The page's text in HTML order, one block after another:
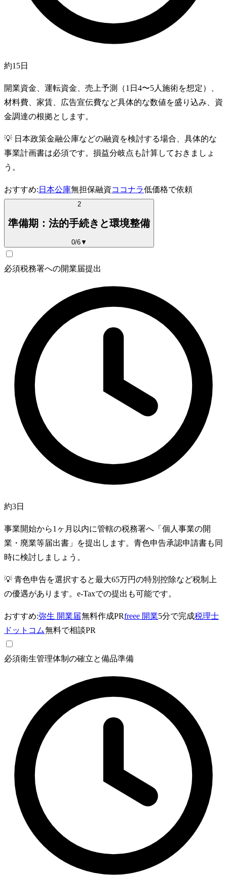
約15日
開業資金、運転資金、売上予測（1日4〜5人施術を想定）、
材料費、家賃、広告宣伝費など具体的な数値を盛り込み、資
金調達の根拠とします。
💡 日本政策金融公庫などの融資を検討する場合、具体的な
事業計画書は必須です。損益分岐点も計算しておきましょ
う。
おすすめ: 日本公庫無担保融資ココナラ低価格で依頼
2
準備期：法的手続きと環境整備
0/6▼
必須税務署への開業届提出
約3日
事業開始から1ヶ月以内に管轄の税務署へ「個人事業の開
業・廃業等届出書」を提出します。青色申告承認申請書も同
時に検討しましょう。
💡 青色申告を選択すると最大65万円の特別控除など税制上
の優遇があります。e-Taxでの提出も可能です。
おすすめ:弥生 開業届無料作成PRfreee 開業5分で完成税理士
ドットコム無料で相談PR
必須衛生管理体制の確立と備品準備